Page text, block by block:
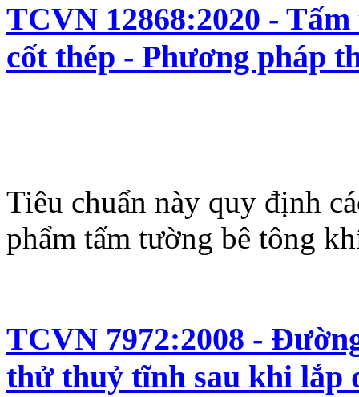
TCVN 12868:2020 -
cốt thép - Phương pháp
Tiêu chuẩn này quy định
phẩm tấm tường bê tông
TCVN 7972:2008 -
thử thuỷ tĩnh sau khi lắp